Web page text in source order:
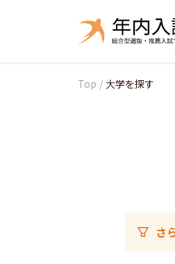
Top / 大学を探す
さ